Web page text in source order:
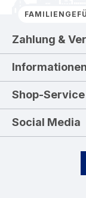
Zahlung &
Informationen
Shop-Service
Social Media